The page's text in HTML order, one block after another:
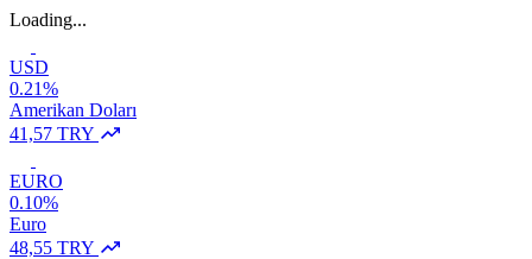
Loading...
USD
0.21%
Amerikan Doları
41,57 TRY
EURO
0.10%
Euro
48,55 TRY